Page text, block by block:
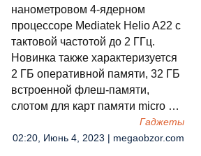
нанометровом 4-ядерном
процессоре Mediatek Helio A22 с
тактовой частотой до 2 ГГц.
Новинка также характеризуется
2 ГБ оперативной памяти, 32 ГБ
встроенной флеш-памяти,
слотом для карт памяти micro …
Гаджеты
02:20, Июнь 4, 2023 | megaobzor.com